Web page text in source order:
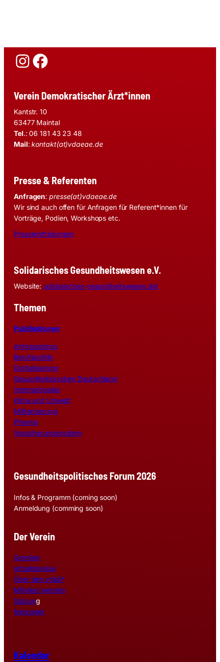
Instagram
Facebook
Verein Demokratischer Ärzt*innen
Kantstr. 10
63477 Maintal
Tel.: 06 181 43 23 48
Mail:kontakt(at)vdaeae.de
Presse & Referenten
Anfragen:presse(at)vdaeae.de
Wir sind auch offen für Anfragen für Referent*innen für
Vorträge, Podien, Workshops etc.
Pressemitteilungen
Solidarisches Gesundheitswesen e.V.
Website: solidarisches-gesundheitswesen.de/
Themen
Publikationen
Antirassismus
Berufspolitik
Digitalisierung
Gesundheitssystem Deutschland
Internationales
Klima und Umwelt
Militarisierung
Pharma
Versicherungssystem
Gesundheitspolitisches Forum 2026
Infos & Programm (coming soon)
Anmeldung (comming soon)
Der Verein
Gremien
Arbeitskreise
Über den vdää*
Mitglied werden
Satzung
Netzwerk
Kalender